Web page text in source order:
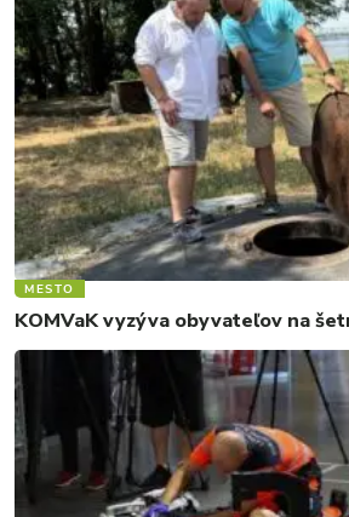
MESTO
KOMVaK vyzýva obyvateľov na